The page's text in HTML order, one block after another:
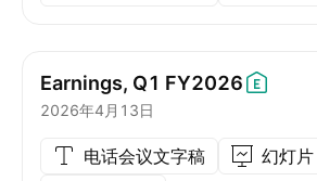
Earnings, Q1 FY2026
2026年4月13日
电话会议文字稿
幻灯片